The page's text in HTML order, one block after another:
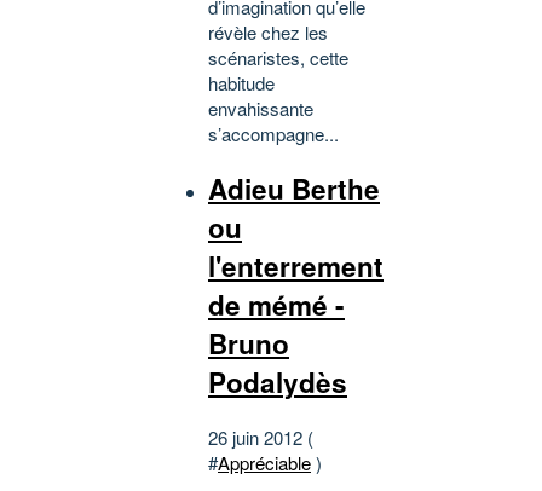
d’imagination qu’elle
révèle chez les
scénaristes, cette
habitude
envahissante
s’accompagne...
Adieu Berthe
ou
l'enterrement
de mémé -
Bruno
Podalydès
26 juin 2012 (
#Appréciable)